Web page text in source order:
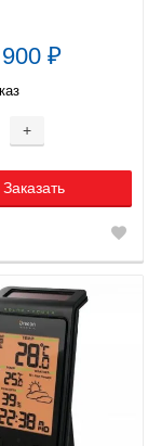
₽
+
Заказать